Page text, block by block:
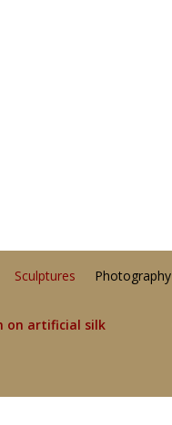
Sculptures Photography
on artificial silk